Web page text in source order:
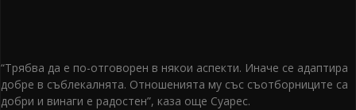
“Трябва да е по-отговорен в някои аспекти. Иначе се адаптира
добре в съблекалнята. Отношенията му със съотборниците са
добри и винаги е радостен”, каза още Суарес.